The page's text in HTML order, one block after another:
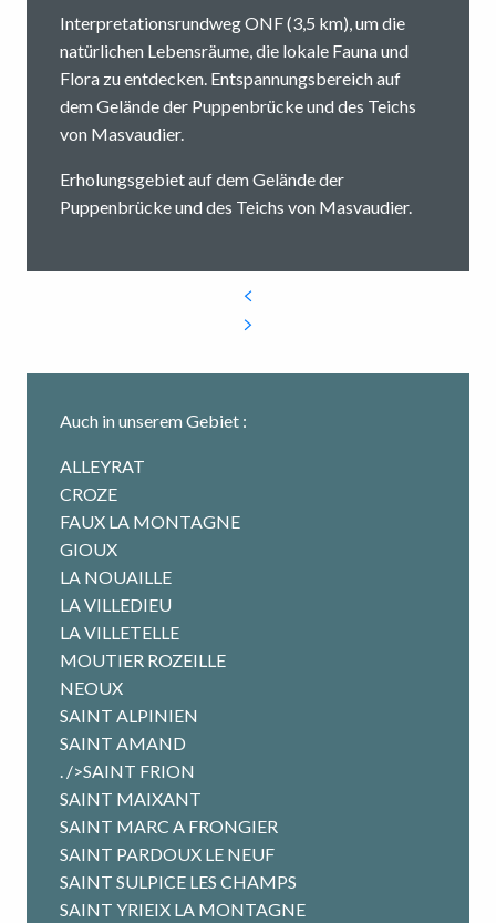
Interpretationsrundweg ONF (3,5 km), um die
natürlichen Lebensräume, die lokale Fauna und
Flora zu entdecken. Entspannungsbereich auf
dem Gelände der Puppenbrücke und des Teichs
von Masvaudier.
Erholungsgebiet auf dem Gelände der
Puppenbrücke und des Teichs von Masvaudier.
Auch in unserem Gebiet :
ALLEYRAT
CROZE
FAUX LA MONTAGNE
GIOUX
LA NOUAILLE
LA VILLEDIEU
LA VILLETELLE
MOUTIER ROZEILLE
NEOUX
SAINT ALPINIEN
SAINT AMAND
. />SAINT FRION
SAINT MAIXANT
SAINT MARC A FRONGIER
SAINT PARDOUX LE NEUF
SAINT SULPICE LES CHAMPS
SAINT YRIEIX LA MONTAGNE